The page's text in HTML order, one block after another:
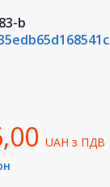
b
UAH з ПДВ